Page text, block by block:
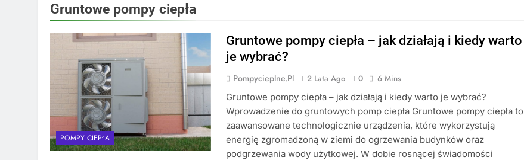
Gruntowe pompy ciepła
POMPY CIEPŁA
Gruntowe pompy ciepła – jak działają i kiedy warto
je wybrać?
Pompycieplne.pl 2 Lata Ago 0
6 Mins
Gruntowe pompy ciepła – jak działają i kiedy warto je wybrać?
Wprowadzenie do gruntowych pomp ciepła Gruntowe pompy ciepła to
zaawansowane technologicznie urządzenia, które wykorzystują
energię zgromadzoną w ziemi do ogrzewania budynków oraz
podgrzewania wody użytkowej. W dobie rosnącej świadomości